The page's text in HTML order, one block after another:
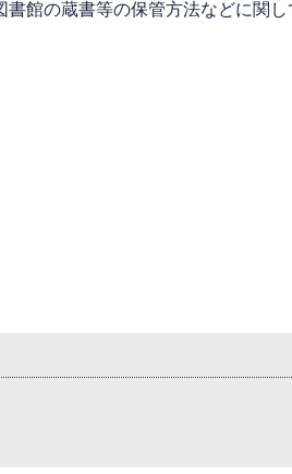
館の蔵書等の保管方法などに関